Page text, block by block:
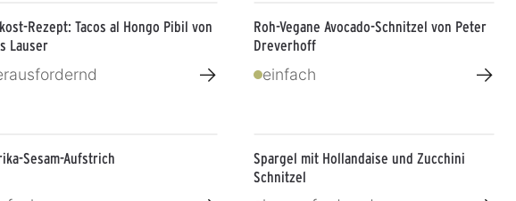
Rezept: Tacos al Hongo Pibil von
Lauser
→
Roh-Vegane Avocado-Schnitzel von Peter
Dreverhoff
einfach →
Sesam-Aufstrich
Spargel mit Hollandaise und Zucchini
Schnitzel